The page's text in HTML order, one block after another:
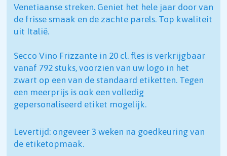
Venetiaanse streken. Geniet het hele jaar door van
de frisse smaak en de zachte parels. Top kwaliteit
uit Italië.
Secco Vino Frizzante in 20 cl. fles is verkrijgbaar
vanaf 792 stuks, voorzien van uw logo in het
zwart op een van de standaard etiketten. Tegen
een meerprijs is ook een volledig
gepersonaliseerd etiket mogelijk.
Levertijd: ongeveer 3 weken na goedkeuring van
de etiketopmaak.